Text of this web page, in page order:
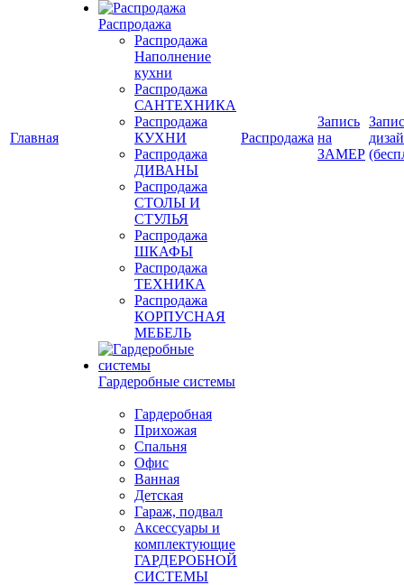
Главная
Распродажа
Распродажа
Наполнение
кухни
Распродажа
САНТЕХНИКА
Распродажа
КУХНИ
Распродажа
ДИВАНЫ
Распродажа
СТОЛЫ И
СТУЛЬЯ
Распродажа
ШКАФЫ
Распродажа
ТЕХНИКА
Распродажа
КОРПУСНАЯ
МЕБЕЛЬ
Гардеробные системы
Гардеробная
Прихожая
Спальня
Офис
Ванная
Детская
Гараж, подвал
Аксессуары и
комплектующие
ГАРДЕРОБНОЙ
СИСТЕМЫ
Распродажа
Запись
на
ЗАМЕР